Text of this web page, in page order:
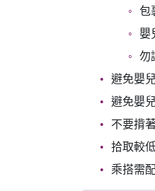
包
嬰
勿
避免嬰
避免嬰
不要揹
拾取較
乘搭需